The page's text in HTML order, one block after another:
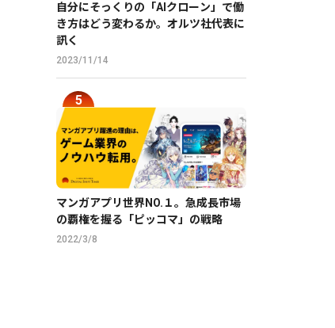
自分にそっくりの「AIクローン」で働
き方はどう変わるか。オルツ社代表に
訊く
2023/11/14
マンガアプリ世界NO.１。急成長市場
の覇権を握る「ピッコマ」の戦略
2022/3/8